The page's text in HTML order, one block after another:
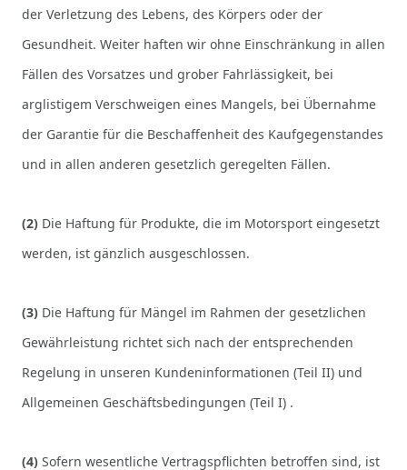
der Verletzung des Lebens, des Körpers oder der
Gesundheit. Weiter haften wir ohne Einschränkung in allen
Fällen des Vorsatzes und grober Fahrlässigkeit, bei
arglistigem Verschweigen eines Mangels, bei Übernahme
der Garantie für die Beschaffenheit des Kaufgegenstandes
und in allen anderen gesetzlich geregelten Fällen.
(2) Die Haftung für Produkte, die im Motorsport eingesetzt
werden, ist gänzlich ausgeschlossen.
(3) Die Haftung für Mängel im Rahmen der gesetzlichen
Gewährleistung richtet sich nach der entsprechenden
Regelung in unseren Kundeninformationen (Teil II) und
Allgemeinen Geschäftsbedingungen (Teil I) .
(4) Sofern wesentliche Vertragspflichten betroffen sind, ist